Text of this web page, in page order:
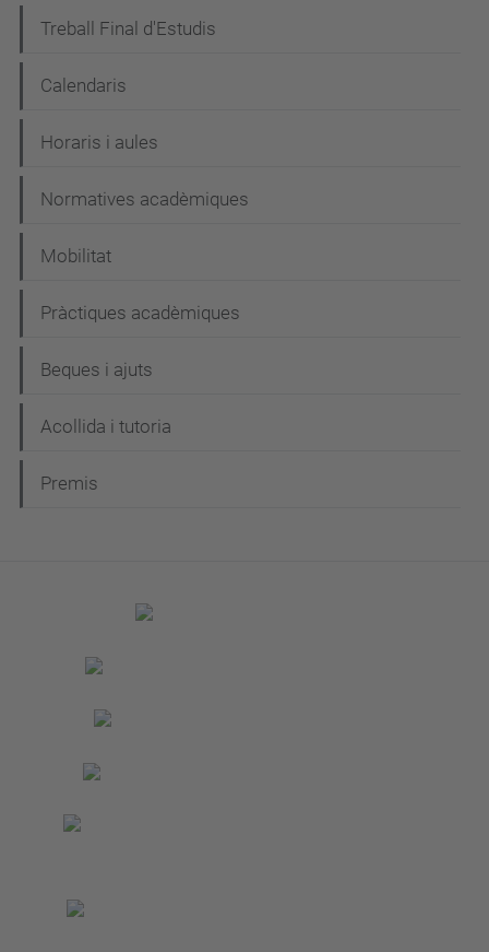
Treball Final d'Estudis
Calendaris
Horaris i aules
Normatives acadèmiques
Mobilitat
Pràctiques acadèmiques
Beques i ajuts
Acollida i tutoria
Premis